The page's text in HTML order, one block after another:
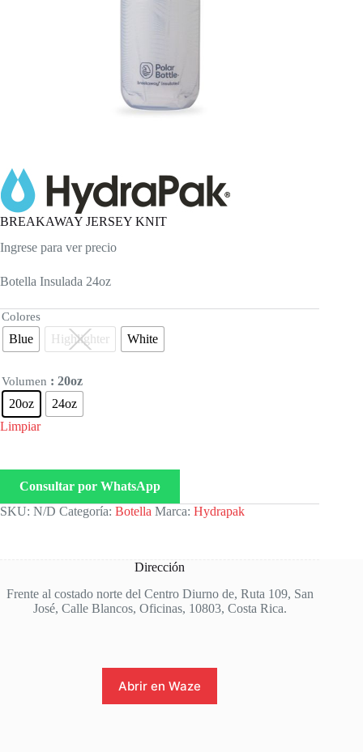
BREAKAWAY JERSEY KNIT
Ingrese para ver precio
Botella Insulada 24oz
Colores
Blue Highlighter White
Volumen : 20oz
20oz
24oz
Limpiar
Consultar por WhatsApp
SKU: N/D Categoría: Botella Marca: Hydrapak
Dirección
Frente al costado norte del Centro Diurno de, Ruta 109, San
José, Calle Blancos, Oficinas, 10803, Costa Rica.
Abrir en Waze